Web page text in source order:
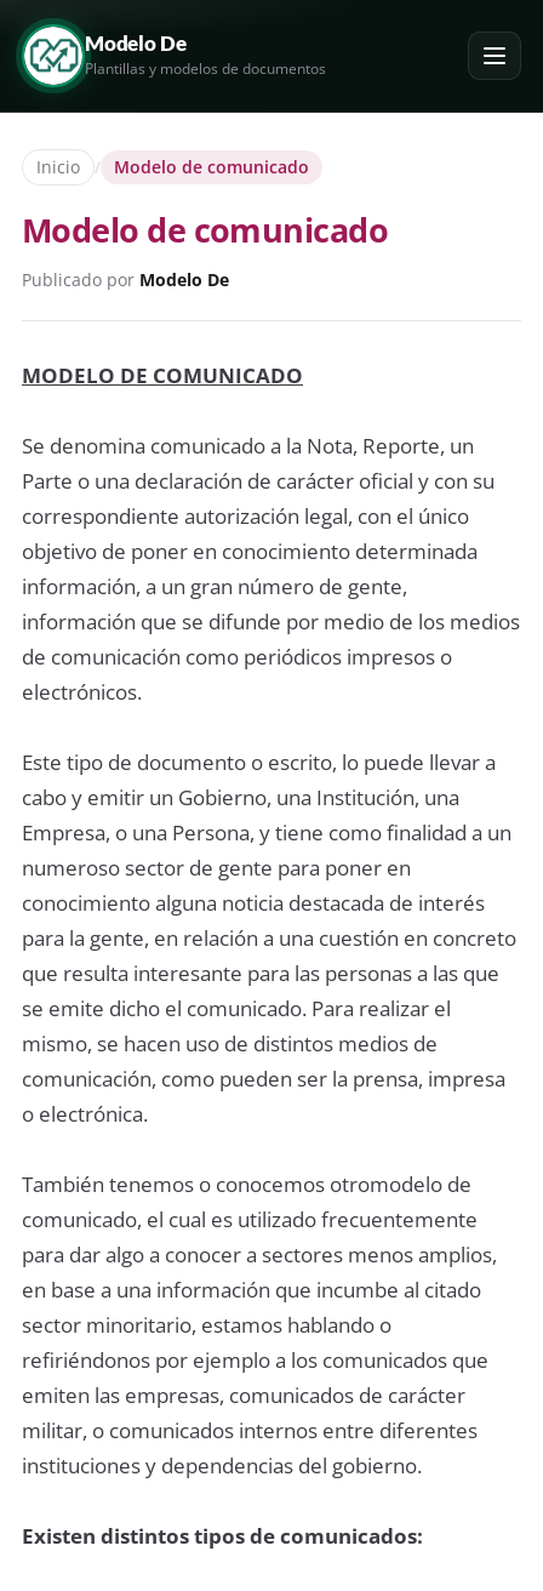
Modelo De
Plantillas y modelos de documentos
Inicio / Modelo de comunicado
Modelo de comunicado
Publicado por Modelo De
MODELO DE COMUNICADO
Se denomina comunicado a la Nota, Reporte, un
Parte o una declaración de carácter oficial y con su
correspondiente autorización legal, con el único
objetivo de poner en conocimiento determinada
información, a un gran número de gente,
información que se difunde por medio de los medios
de comunicación como periódicos impresos o
electrónicos.
Este tipo de documento o escrito, lo puede llevar a
cabo y emitir un Gobierno, una Institución, una
Empresa, o una Persona, y tiene como finalidad a un
numeroso sector de gente para poner en
conocimiento alguna noticia destacada de interés
para la gente, en relación a una cuestión en concreto
que resulta interesante para las personas a las que
se emite dicho el comunicado. Para realizar el
mismo, se hacen uso de distintos medios de
comunicación, como pueden ser la prensa, impresa
o electrónica.
También tenemos o conocemos otromodelo de
comunicado, el cual es utilizado frecuentemente
para dar algo a conocer a sectores menos amplios,
en base a una información que incumbe al citado
sector minoritario, estamos hablando o
refiriéndonos por ejemplo a los comunicados que
emiten las empresas, comunicados de carácter
militar, o comunicados internos entre diferentes
instituciones y dependencias del gobierno.
Existen distintos tipos de comunicados: